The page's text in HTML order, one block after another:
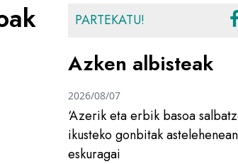
PARTEKATU!
Azken albisteak
‘Azerik eta erbik basoa
ikusteko gonbitak
eskuragai
2026/08/07